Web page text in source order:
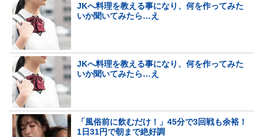
JKへ料理を教える事になり、何を作ってみた
いか聞いてみたら…え
JKへ料理を教える事になり、何を作ってみた
いか聞いてみたら…え
「風俗前に飲むだけ！」45分で3回戦も余裕！
1日31円で朝まで絶好調